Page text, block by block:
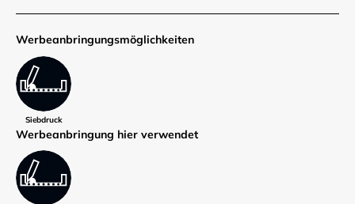
Werbe­anbringungs­möglich­keiten
Siebdruck
Werbe­anbringung hier verwendet